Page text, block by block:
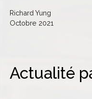
Richard Yung
Octobre 2021
Actualité